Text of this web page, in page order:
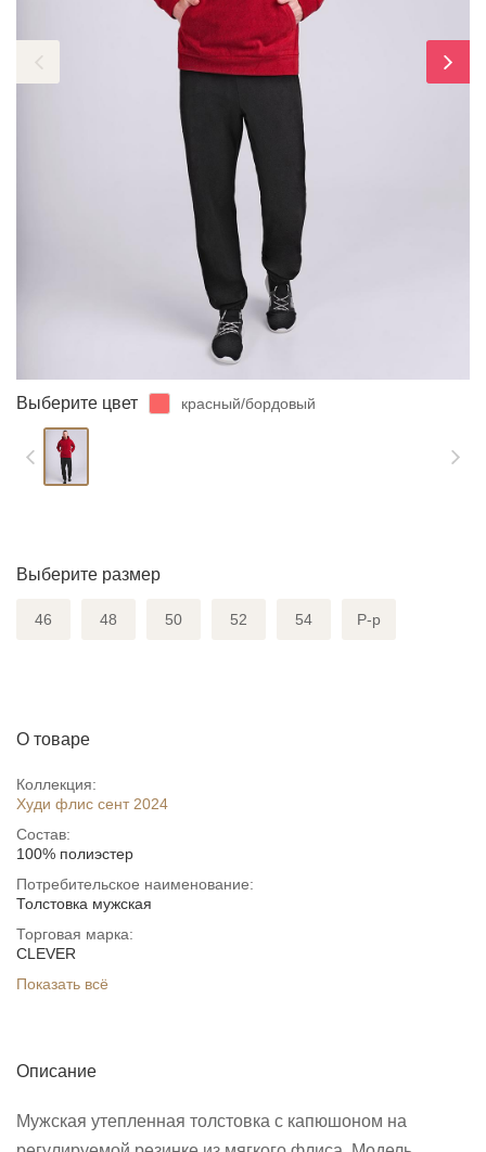
Выберите цвет красный/бордовый
Выберите размер
46 48 50 52 54 Р-р
О товаре
Коллекция:
Худи флис сент 2024
Состав:
100% полиэстер
Потребительское наименование:
Толстовка мужская
Торговая марка:
CLEVER
Показать всё
Описание
Мужская утепленная толстовка с капюшоном на